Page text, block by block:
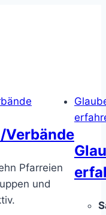
Verbände
Pfarreien
und